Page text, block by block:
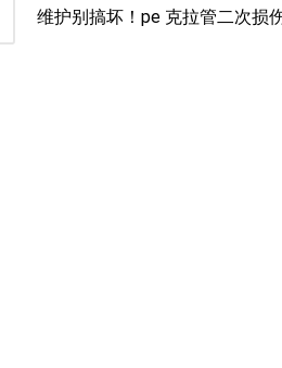
维护别搞坏！pe 克拉管二次损